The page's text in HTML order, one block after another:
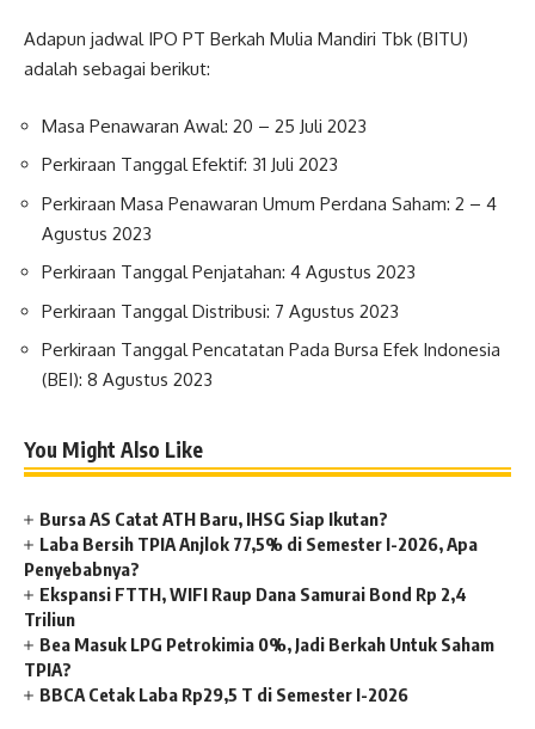
Adapun jadwal IPO PT Berkah Mulia Mandiri Tbk (BITU)
adalah sebagai berikut:
Masa Penawaran Awal: 20 – 25 Juli 2023
Perkiraan Tanggal Efektif: 31 Juli 2023
Perkiraan Masa Penawaran Umum Perdana Saham: 2 – 4
Agustus 2023
Perkiraan Tanggal Penjatahan: 4 Agustus 2023
Perkiraan Tanggal Distribusi: 7 Agustus 2023
Perkiraan Tanggal Pencatatan Pada Bursa Efek Indonesia
(BEI): 8 Agustus 2023
You Might Also Like
Bursa AS Catat ATH Baru, IHSG Siap Ikutan?
Laba Bersih TPIA Anjlok 77,5% di Semester I-2026, Apa
Penyebabnya?
Ekspansi FTTH, WIFI Raup Dana Samurai Bond Rp 2,4
Triliun
Bea Masuk LPG Petrokimia 0%, Jadi Berkah Untuk Saham
TPIA?
BBCA Cetak Laba Rp29,5 T di Semester I-2026